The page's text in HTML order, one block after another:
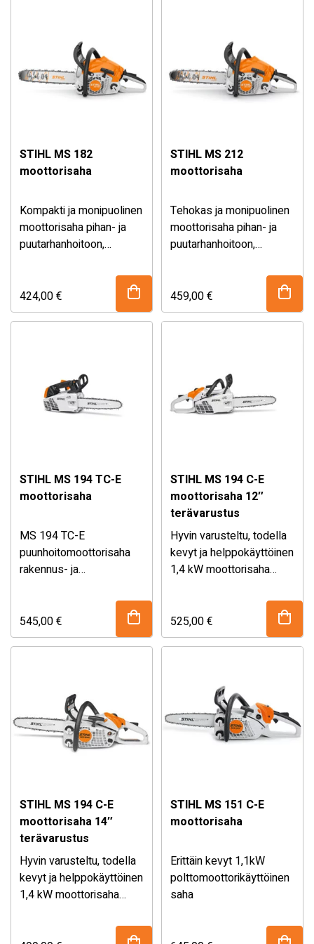
ja tarkat sahaukset.
STIHL MS 182
moottorisaha
Kompakti ja monipuolinen
moottorisaha pihan- ja
puutarhanhoitoon,
puukäsitöihin. Tehokas
STIHL 2-MIX -moottori
takaa erinomaisen
työskentelyn. Varustettu
14″ laipalla.
424,00€
STIHL MS 212
moottorisaha
Tehokas ja monipuolinen
moottorisaha pihan- ja
puutarhanhoitoon,
puurakentamiseen ja
pienempien puiden
kaatamiseen. STIHL MS
459,00€
STIHL MS 194 TC-E
moottorisaha
MS 194 TC-E
puunhoitomoottorisaha
rakennus- ja
moderni 2-MIX moottori
pienemmillä päästöillä
täyttäen EU5 asetuksen.
käynnistys ErgoStart
toiminnolla.
Vakiona 12″ (30 cm)
545,00€
STIHL MS 194 C-E
moottorisaha 12″
terävarustus
Hyvin varusteltu, todella
kevyt ja helppokäyttöinen
1,4 kW moottorisaha
kaatoon. Vaivaton,
kevennetty käynnistys
Vakiona 12”
terävarustus.
525,00€
STIHL MS 194 C-E
moottorisaha 14″
terävarustus
Hyvin varusteltu, todella
kevyt ja helppokäyttöinen
1,4 kW moottorisaha
STIHL MS 151 C-E
moottorisaha
Erittäin kevyt 1,1kW
polttomoottorikäyttöinen
saha
moottorisaha puutarhaan,